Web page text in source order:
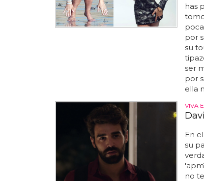
has
por
su
ser
por
ella
VIVA
En
su
no